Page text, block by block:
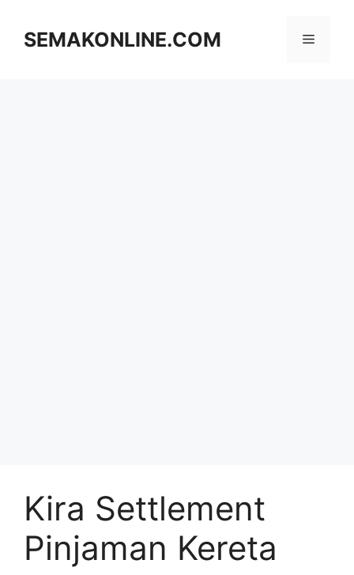
contentSEMAKONLINE.COM Menu
Kira Settlement
Pinjaman Kereta